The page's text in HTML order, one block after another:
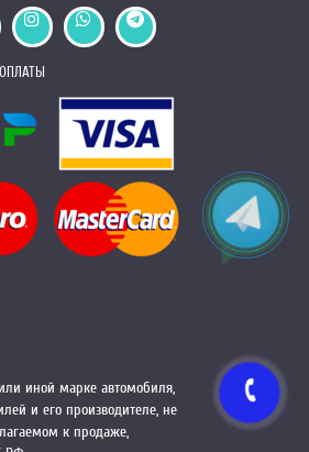
иной марке автомобиля,
и его производителе, не
к продаже,